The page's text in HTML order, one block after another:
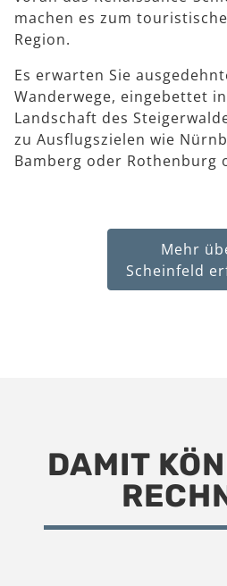
machen es zum
Region.
Es erwarten Sie
Wanderwege, eingebettet
Landschaft des
zu Ausflugszielen wie
Bamberg oder Rothenburg
Mehr
Scheinfeld
DAMIT